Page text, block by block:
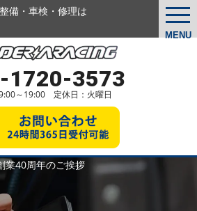
MENU
備・車検・修理は
1720-3573
～19:00 定休日：火曜日
業40周年のご挨拶